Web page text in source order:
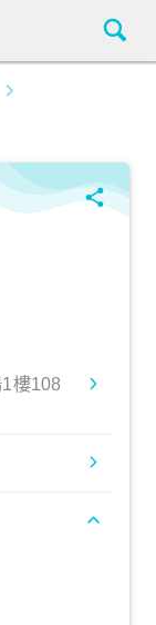
樓108